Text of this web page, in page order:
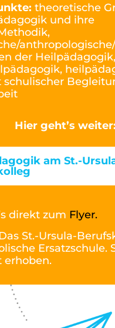
theoretische
und ihre
der
schulischer
Hier geht’s weiter:
am St.-
direkt zum Flyer.
St.-Ursula-
Ersatzschule.
erhoben.